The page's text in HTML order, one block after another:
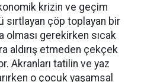
krizin ve geçim
sırtlayan çöp toplayan bir
olması gerekirken sıcak
aldırış etmeden çekçek
Akranları tatilin ve yaz
o çocuk yaşamsal